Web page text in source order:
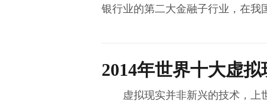
银行业的第二大金融子行业，在
2014年世界十大虚
虚拟现实并非新兴的技术，上世